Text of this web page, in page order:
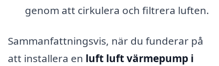
genom att cirkulera och filtrera luften.
Sammanfattningsvis, när du funderar på
att installera en luft luft värmepump i